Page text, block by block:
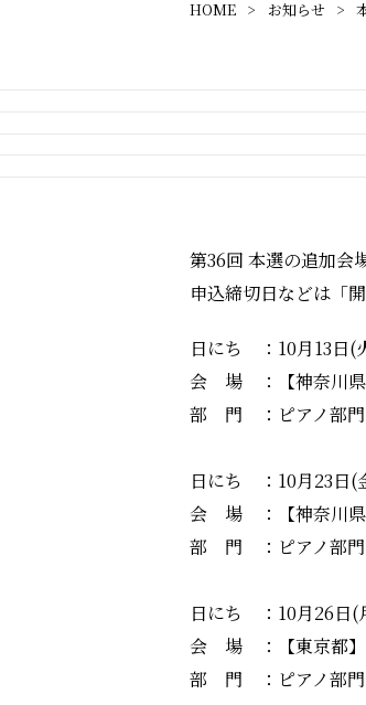
HOME お知らせ
第36回 本選の追加会
申込締切日などは「
日にち ：10月13日(
会 場 ：【神奈川県
部 門 ：ピアノ部門
日にち ：10月23日(
会 場 ：【神奈川県
部 門 ：ピアノ部門
日にち ：10月26日(
会 場 ：【東京都】
部 門 ：ピアノ部門